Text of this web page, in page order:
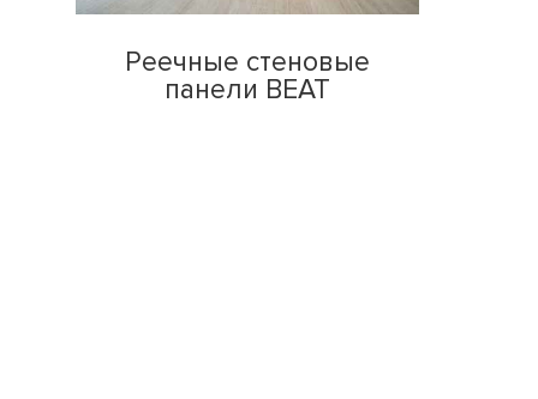
Реечные стеновые
панели BEAT